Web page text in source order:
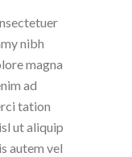
nibh
magna
ad
tation
ut aliquip
autem vel